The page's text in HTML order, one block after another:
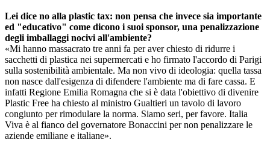
Lei dice no alla plastic tax: non pensa che invece sia importante
ed "educativo" come dicono i suoi sponsor, una penalizzazione
degli imballaggi nocivi all'ambiente?
«Mi hanno massacrato tre anni fa per aver chiesto di ridurre i
sacchetti di plastica nei supermercati e ho firmato l'accordo di Parigi
sulla sostenibilità ambientale. Ma non vivo di ideologia: quella tassa
non nasce dall'esigenza di difendere l'ambiente ma di fare cassa. E
infatti Regione Emilia Romagna che si è data l'obiettivo di divenire
Plastic Free ha chiesto al ministro Gualtieri un tavolo di lavoro
congiunto per rimodulare la norma. Siamo seri, per favore. Italia
Viva è al fianco del governatore Bonaccini per non penalizzare le
aziende emiliane e italiane».